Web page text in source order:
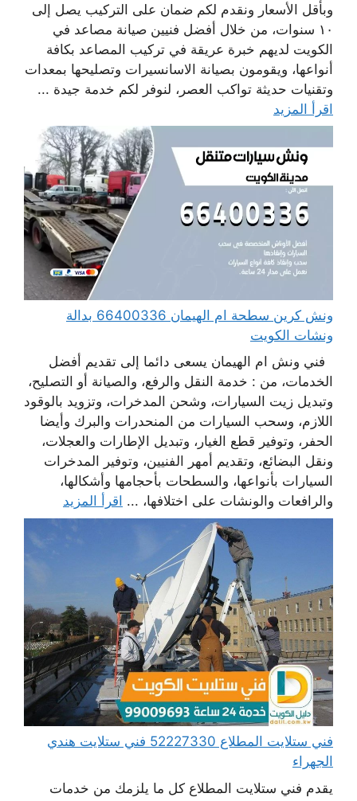
وبأقل الأسعار ونقدم لكم ضمان على التركيب يصل إلى
١٠ سنوات، من خلال أفضل فنيين صيانة مصاعد في
الكويت لديهم خبرة عريقة في تركيب المصاعد بكافة
أنواعها، ويقومون بصيانة الاسانسيرات وتصليحها بمعدات
وتقنيات حديثة تواكب العصر، لنوفر لكم خدمة جيدة ...
اقرأ المزيد
ونش كرين سطحة ام الهيمان 66400336 بدالة
ونشات الكويت
فني ونش ام الهيمان يسعى دائما إلى تقديم أفضل
الخدمات، من : خدمة النقل والرفع، والصيانة أو التصليح،
وتبديل زيت السيارات، وشحن المدخرات، وتزويد بالوقود
اللازم، وسحب السيارات من المنحدرات والبرك وأيضا
الحفر، وتوفير قطع الغيار، وتبديل الإطارات والعجلات،
ونقل البضائع، وتقديم أمهر الفنيين، وتوفير المدخرات
السيارات بأنواعها، والسطحات بأحجامها وأشكالها،
والرافعات والونشات على اختلافها، ... اقرأ المزيد
فني ستلايت المطلاع 52227330 فني ستلايت هندي
الجهراء
يقدم فني ستلايت المطلاع كل ما يلزمك من خدمات